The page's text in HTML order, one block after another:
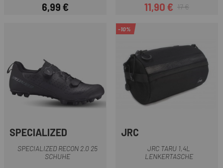
Preis
6,99 € Preis
11,90 €Regulärer Preis
17 €
SPECIALIZED
SPECIALIZED RECON 2.0 25
SCHUHE
-10%
JRC
JRC TARU 1,4L
LENKERTASCHE